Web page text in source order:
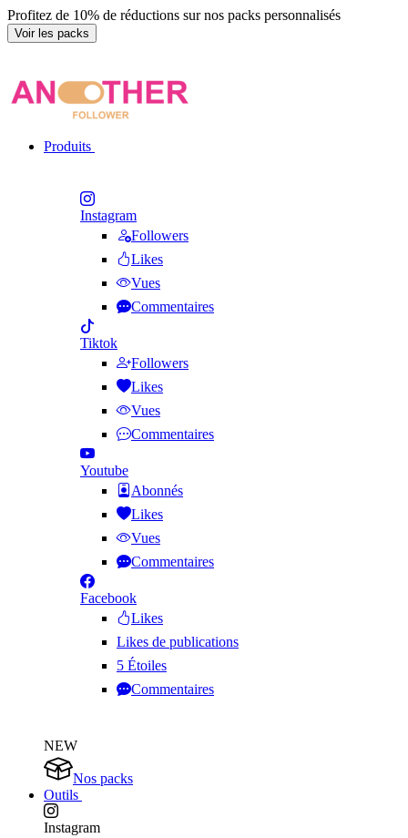
Profitez de 10% de réductions sur nos packs personnalisés
Voir les packs
Produits
Instagram
Followers
Likes
Vues
Commentaires
Tiktok
Followers
Likes
Vues
Commentaires
Youtube
Abonnés
Likes
Vues
Commentaires
Facebook
Likes
Likes de publications
5 Étoiles
Commentaires
NEW
Nos packs
Outils
Instagram